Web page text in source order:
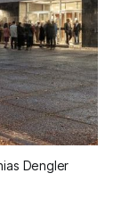
Dengler